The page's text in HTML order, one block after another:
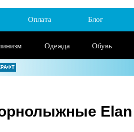
Оплата Блог
Одежда Обувь
Elan